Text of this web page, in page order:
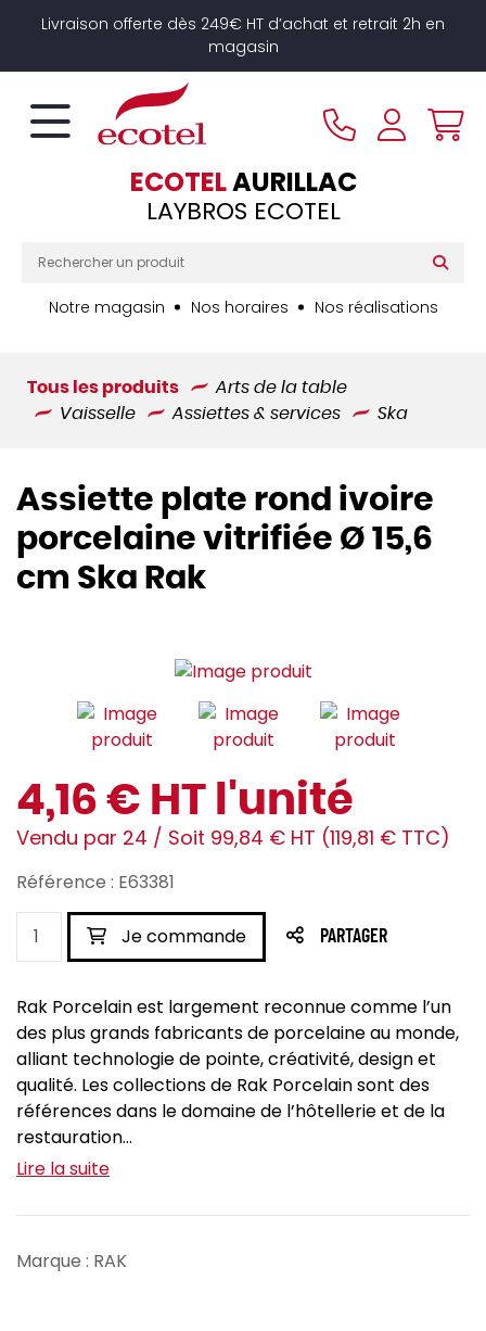
Livraison offerte dès 249€ HT d’achat et retrait 2h en
magasin
ECOTELAURILLAC
LAYBROS ECOTEL
Notre magasin Nos horaires Nos réalisations
Tous les produits
Arts de la table
Vaisselle
Assiettes & services Ska
Assiette plate rond ivoire
porcelaine vitrifiée Ø 15,6
cm Ska Rak
4,16 € HT l'unité
Vendu par 24 / Soit 99,84 € HT (119,81 € TTC)
Référence : E63381
Je commande PARTAGER
Rak Porcelain est largement reconnue comme l’un
des plus grands fabricants de porcelaine au monde,
alliant technologie de pointe, créativité, design et
qualité. Les collections de Rak Porcelain sont des
références dans le domaine de l’hôtellerie et de la
restauration...
Lire la suite
Marque : RAK
Panneau de gestion des cookies